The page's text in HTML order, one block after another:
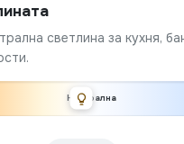
светлина за кухня,
Неутрална